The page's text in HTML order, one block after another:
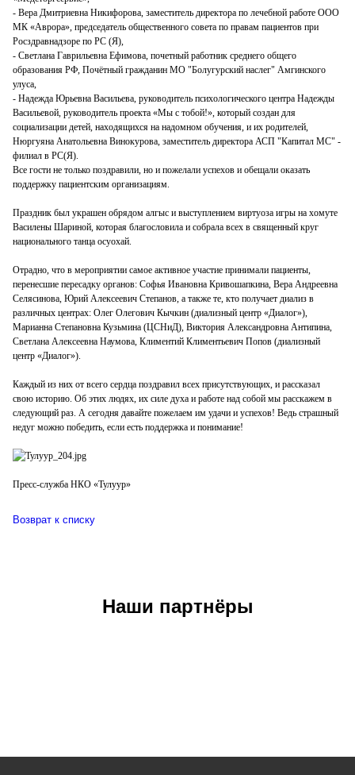
- Вера Дмитриевна Никифорова, заместитель директора по лечебной работе ООО
МК «Аврора», председатель общественного совета по правам пациентов при
Росздравнадзоре по РС (Я),
- Светлана Гаврильевна Ефимова, почетный работник среднего общего
образования РФ, Почётный гражданин МО "Болугурский наслег" Амгинского
улуса,
- Надежда Юрьевна Васильева, руководитель психологического центра Надежды
Васильевой, руководитель проекта «Мы с тобой!», который создан для
социализации детей, находящихся на надомном обучения, и их родителей,
Нюргуяна Анатольевна Винокурова, заместитель директора АСП "Капитал МС" -
филиал в РС(Я).
Все гости не только поздравили, но и пожелали успехов и обещали оказать
поддержку пациентским организациям.
Праздник был украшен обрядом алгыс и выступлением виртуоза игры на хомуте
Василены Шариной, которая благословила и собрала всех в священный круг
национального танца осуохай.
Отрадно, что в мероприятии самое активное участие принимали пациенты,
перенесшие пересадку органов: Софья Ивановна Кривошапкина, Вера Андреевна
Селясинова, Юрий Алексеевич Степанов, а также те, кто получает диализ в
различных центрах: Олег Олегович Кычкин (диализный центр «Диалог»),
Марианна Степановна Кузьмина (ЦСНиД), Виктория Александровна Антипина,
Светлана Алексеевна Наумова, Климентий Климентьевич Попов (диализный
центр «Диалог»).
Каждый из них от всего сердца поздравил всех присутствующих, и рассказал
свою историю. Об этих людях, их силе духа и работе над собой мы расскажем в
следующий раз. А сегодня давайте пожелаем им удачи и успехов! Ведь страшный
недуг можно победить, если есть поддержка и понимание!
Пресс-служба НКО «Тулуур»
Возврат к списку
Наши партнёры